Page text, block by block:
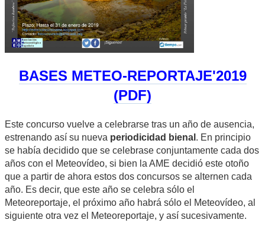
BASES METEO-REPORTAJE'2019
(PDF)
Este concurso vuelve a celebrarse tras un año de ausencia,
estrenando así su nueva periodicidad bienal . En principio
se había decidido que se celebrase conjuntamente cada dos
años con el Meteovídeo, si bien la AME decidió este otoño
que a partir de ahora estos dos concursos se alternen cada
año. Es decir, que este año se celebra sólo el
Meteoreportaje, el próximo año habrá sólo el Meteovídeo, al
siguiente otra vez el Meteoreportaje, y así sucesivamente.